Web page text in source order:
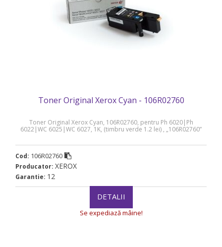
Toner Original Xerox Cyan - 106R02760
Toner Original Xerox Cyan, 106R02760, pentru Ph 6020|Ph
6022|WC 6025|WC 6027, 1K, (timbru verde 1.2 lei) , „106R02760”
Cod: 106R02760
Producator: XEROX
Garantie: 12
DETALII
Se expediază mâine!